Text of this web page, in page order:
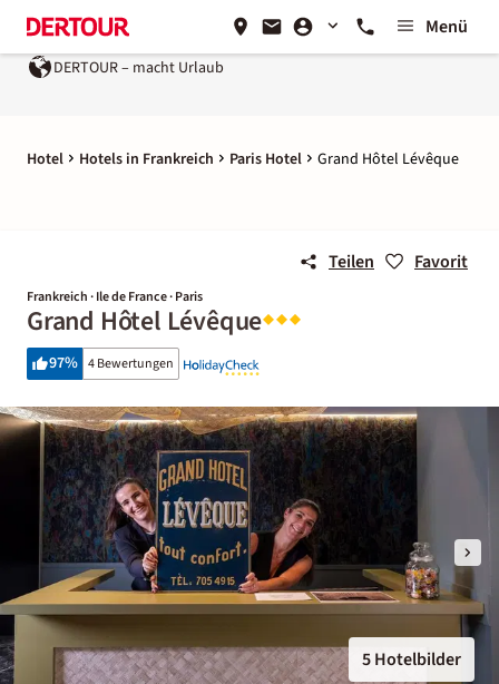
Menü
DERTOUR – macht Urlaub
Hotel Hotels in Frankreich Paris Hotel Grand Hôtel Lévêque
Teilen Favorit
Frankreich · Ile de France · Paris
Grand Hôtel Lévêque
97% 4 Bewertungen
5 Hotelbilder